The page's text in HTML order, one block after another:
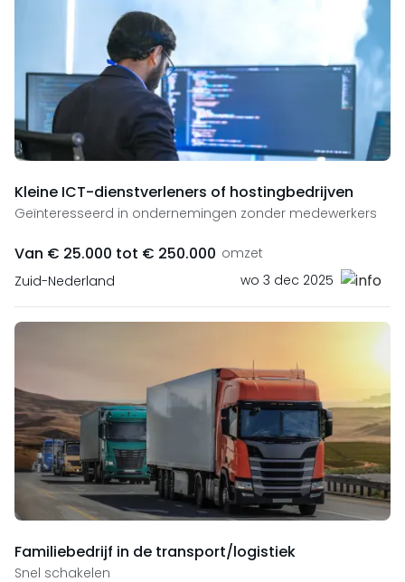
Kleine ICT-dienstverleners of hostingbedrijven
Geïnteresseerd in ondernemingen zonder medewerkers
Van € 25.000 tot € 250.000 omzet
Zuid-Nederland
wo 3 dec 2025
Familiebedrijf in de transport/logistiek
Snel schakelen